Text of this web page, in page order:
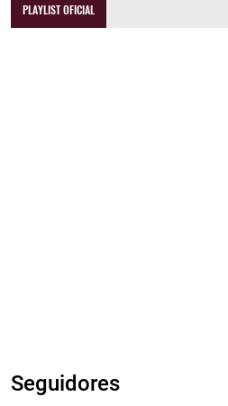
PLAYLIST OFICIAL
Seguidores